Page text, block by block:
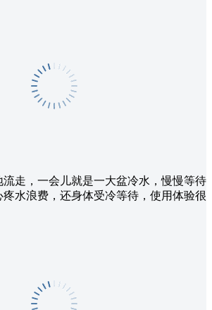
走，一会儿就是一大盆冷水，慢慢等待
水浪费，还身体受冷等待，使用体验很